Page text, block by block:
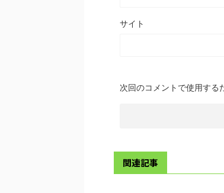
サイト
次回のコメントで使用する
関連記事